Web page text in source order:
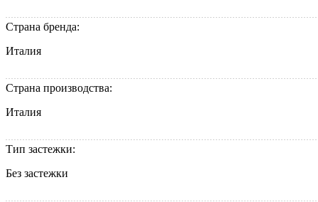
Страна бренда:
Италия
Страна производства:
Италия
Тип застежки:
Без застежки